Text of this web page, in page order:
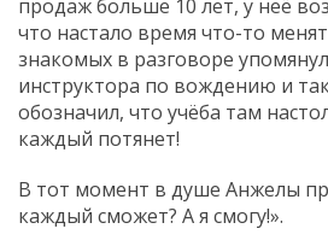
продаж больше 10 лет, у неё
что настало время что-то
знакомых в разговоре
инструктора по вождению и
обозначил, что учёба там
каждый потянет!
В тот момент в душе Анжелы
каждый сможет? А я смогу!».